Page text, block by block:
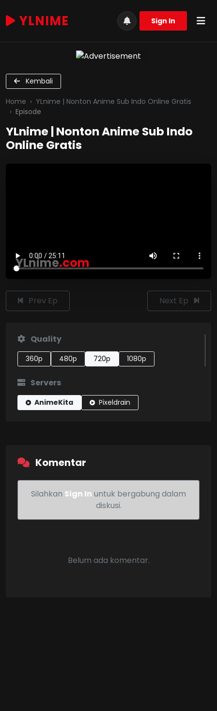
YLNIME Sign In
Kembali
Home
YLnime | Nonton Anime Sub Indo Online Gratis
Episode
YLnime | Nonton Anime Sub Indo
Online Gratis
YLnime.com
Prev Ep Next Ep
Quality
360p 480p 720p 1080p
Servers
AnimeKita Pixeldrain
Komentar
Silahkan Sign In untuk bergabung dalam
diskusi.
Belum ada komentar.